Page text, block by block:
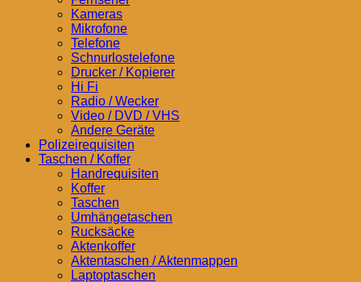
Kameras
Mikrofone
Telefone
Schnurlostelefone
Drucker / Kopierer
Hi Fi
Radio / Wecker
Video / DVD / VHS
Andere Geräte
Polizeirequisiten
Taschen / Koffer
Handrequisiten
Koffer
Taschen
Umhängetaschen
Rucksäcke
Aktenkoffer
Aktentaschen / Aktenmappen
Laptoptaschen